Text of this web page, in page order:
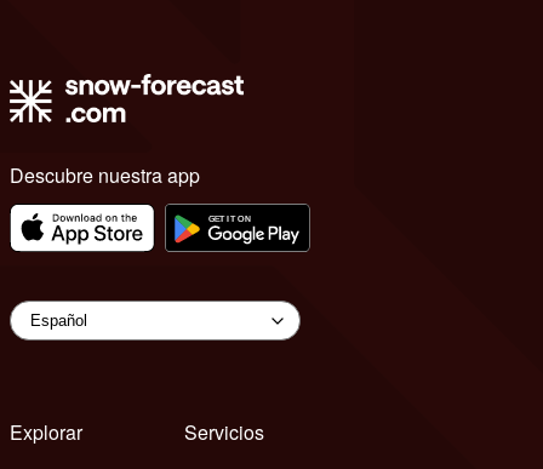
Descubre nuestra app
Explorar
Servicios